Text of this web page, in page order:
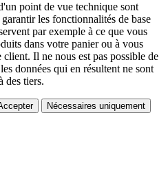
point de vue technique sont
les fonctionnalités de base
par exemple à ce que vous
dans votre panier ou à vous
Il ne nous est pas possible de
données qui en résultent ne sont
des tiers.
Nécessaires uniquement